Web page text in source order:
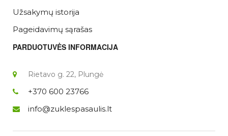
Užsakymų istorija
Pageidavimų sąrašas
PARDUOTUVĖS INFORMACIJA
Rietavo g. 22, Plungė
+370 600 23766
info@zuklespasaulis.lt